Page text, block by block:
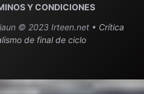
Y CONDICIONES
© 2023 Irteen.net • Crítica
de final de ciclo